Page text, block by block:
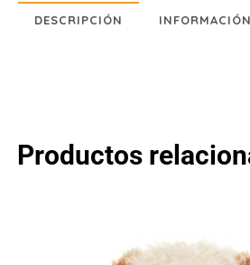
DESCRIPCIÓN INFORMACIÓN
Productos